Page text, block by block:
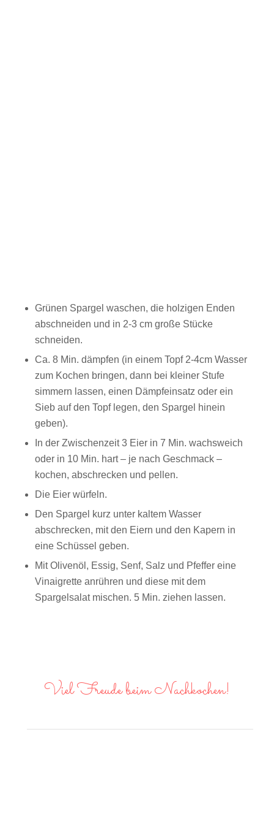
Grünen Spargel waschen, die holzigen Enden
abschneiden und in 2-3 cm große Stücke
schneiden.
Ca. 8 Min. dämpfen (in einem Topf 2-4cm Wasser
zum Kochen bringen, dann bei kleiner Stufe
simmern lassen, einen Dämpfeinsatz oder ein
Sieb auf den Topf legen, den Spargel hinein
geben).
In der Zwischenzeit 3 Eier in 7 Min. wachsweich
oder in 10 Min. hart – je nach Geschmack –
kochen, abschrecken und pellen.
Die Eier würfeln.
Den Spargel kurz unter kaltem Wasser
abschrecken, mit den Eiern und den Kapern in
eine Schüssel geben.
Mit Olivenöl, Essig, Senf, Salz und Pfeffer eine
Vinaigrette anrühren und diese mit dem
Spargelsalat mischen. 5 Min. ziehen lassen.
Viel Freude beim Nachkochen!